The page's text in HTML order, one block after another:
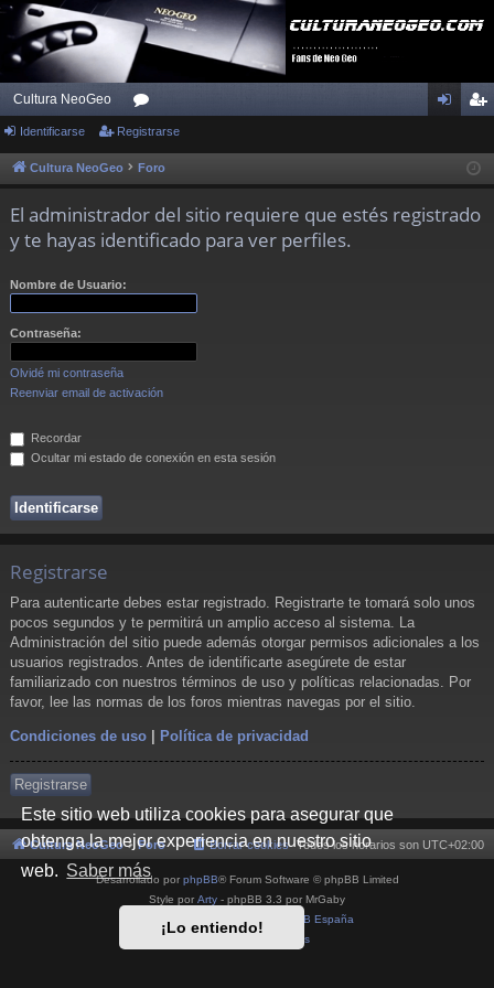
Este sitio web utiliza cookies para asegurar que
obtenga la mejor experiencia en nuestro sitio
web. Saber más
¡Lo entiendo!
Cultura NeoGeo
or
os ist
Identificarse Registrarse
Cultura NeoGeo Foro
El administrador del sitio requiere que estés registrado
y te hayas identificado para ver perfiles.
Nombre de Usuario:
Contraseña:
Olvidé mi contraseña
Reenviar email de activación
Recordar
Ocultar mi estado de conexión en esta sesión
Registrarse
Para autenticarte debes estar registrado. Registrarte te tomará solo unos
pocos segundos y te permitirá un amplio acceso al sistema. La
Administración del sitio puede además otorgar permisos adicionales a los
usuarios registrados. Antes de identificarte asegúrete de estar
familiarizado con nuestros términos de uso y políticas relacionadas. Por
favor, lee las normas de los foros mientras navegas por el sitio.
Condiciones de uso Política de privacidad
Registrarse
Cultura NeoGeo Foro Todos los horarios son UTC+02:00
Borrar cookies
Desarrollado por phpBB® Forum Software © phpBB Limited
Style por Arty - phpBB 3.3 por MrGaby
phpBB España
Condiciones